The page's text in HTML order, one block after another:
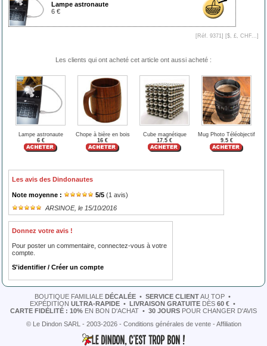
Lampe astronaute
6 €
[Réf. 9371] [$, £, CHF... ]
Les clients qui ont acheté cet article ont aussi acheté :
Lampe astronaute
6 €
Chope à bière en bois
16 €
Cube magnétique
17.5 €
Mug Photo Téléobjectif
9.5 €
Les avis des Dindonautes
Note moyenne : 5/5 (1 avis)
ARSINOE, le 15/10/2016
Donnez votre avis !
Pour poster un commentaire, connectez-vous à votre
compte.
S'identifier / Créer un compte
BOUTIQUE FAMILIALE DÉCALÉE • SERVICE CLIENTAU TOP •
EXPÉDITION ULTRA-RAPIDE • LIVRAISON GRATUITE DÈS 60 € •
CARTE FIDÉLITÉ : 10% EN BON D'ACHAT • 30 JOURS POUR CHANGER D'AVIS
© Le Dindon SARL - 2003-2026 - Conditions générales de vente- Affiliation